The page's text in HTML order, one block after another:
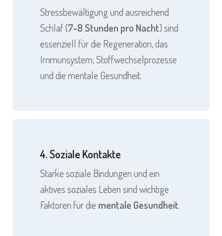
Stressbewältigung und ausreichend
Schlaf (7-8 Stunden pro Nacht) sind
essenziell für die Regeneration, das
Immunsystem, Stoffwechselprozesse
und die mentale Gesundheit.
4. Soziale Kontakte
Starke soziale Bindungen und ein
aktives soziales Leben sind wichtige
Faktoren für die mentale Gesundheit.